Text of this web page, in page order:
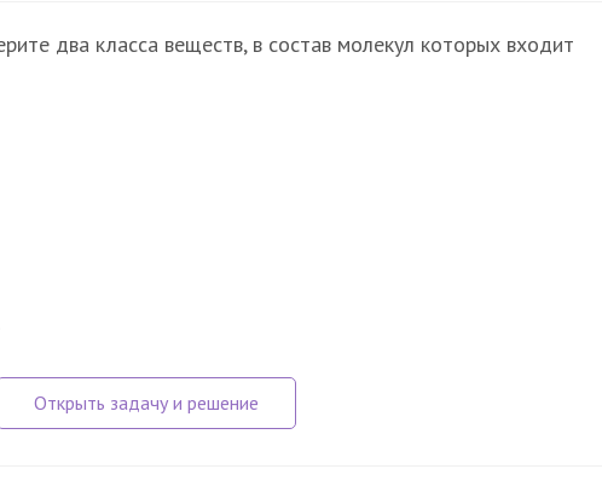
два класса веществ, в состав молекул которых входит